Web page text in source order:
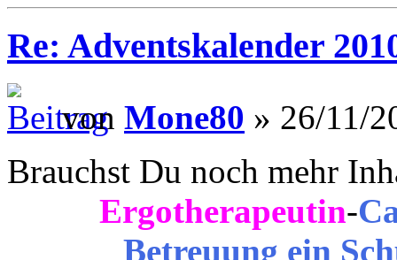
Re: Adventskalender
von Mone80 » 26/11/
Brauchst Du noch mehr
Ergotherapeutin-
Betreuung ein